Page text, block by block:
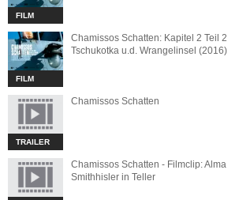
FILM
FILM
Chamissos Schatten: Kapitel 2 Teil 2
Tschukotka u.d. Wrangelinsel (2016)
TRAILER
Chamissos Schatten
Chamissos Schatten - Filmclip: Alma
Smithhisler in Teller